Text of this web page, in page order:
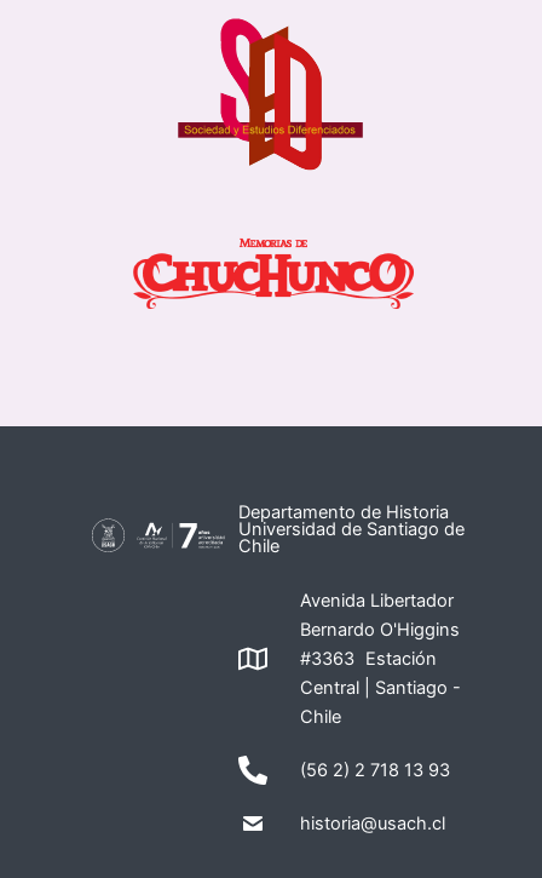
Departamento de Historia
Universidad de Santiago de
Chile
Avenida Libertador
Bernardo O'Higgins
#3363 Estación
Central | Santiago -
Chile
(56 2) 2 718 13 93
historia@usach.cl